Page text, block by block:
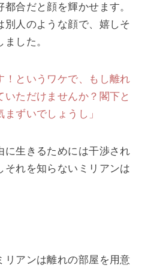
合だと顔を輝かせます。
別人のような顔で、嬉しそ
した。
！というワケで、もし離れ
ただけませんか？閣下と
ずいでしょうし」
に生きるためには干渉され
それを知らないミリアンは
リアンは離れの部屋を用意